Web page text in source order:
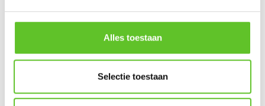
Alles toestaan
Selectie toestaan
Ketportret: Amel verbreekt het wereldrecord mountain
Dagje Zuidfoor? Win een familiepakket vol bonnetjes
augustus